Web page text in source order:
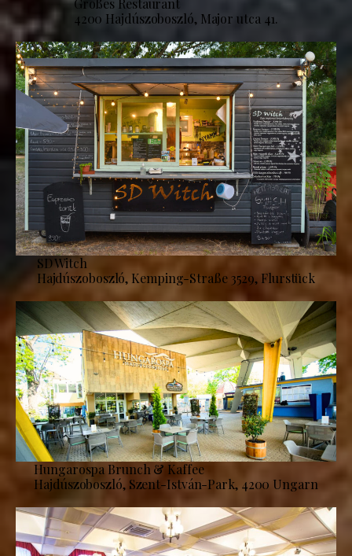
Großes Restaurant
4200 Hajdúszoboszló, Major utca 41.
SD Witch
Hajdúszoboszló, Kemping-Straße 3529, Flurstück
Hungarospa Brunch & Kaffee
Hajdúszoboszló, Szent-István-Park, 4200 Ungarn